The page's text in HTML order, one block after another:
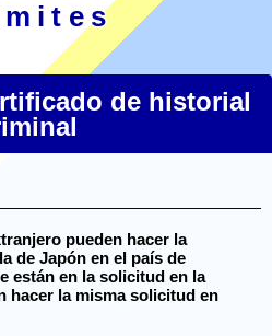
de historial
pueden hacer la
de Japón en el país de
están en la solicitud en la
hacer la misma solicitud en